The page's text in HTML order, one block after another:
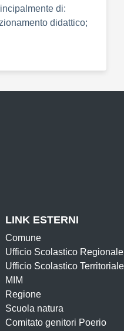
di:
didattico;
LINK ESTERNI
Comune
Ufficio Scolastico Regionale
Ufficio Scolastico Territoriale
MIM
Regione
Scuola natura
Comitato genitori Poerio